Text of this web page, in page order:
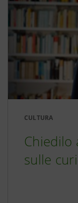
CULTURA
Chiedilo
sulle